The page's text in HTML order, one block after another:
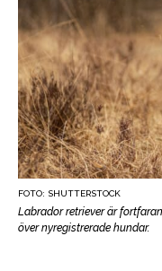
FOTO: SHUTTERSTOCK
Labrador retriever är
över nyregistrerade hundar.